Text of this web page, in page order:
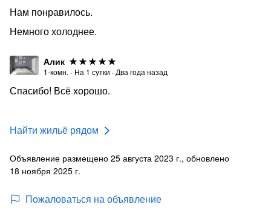
Нам понравилось.
Немного холоднее.
Алик
1-комн. · На 1 сутки · Два года назад
Спасибо! Всё хорошо.
Найти жильё рядом
Объявление размещено 25 августа 2023 г., обновлено
18 ноября 2025 г.
Пожаловаться на объявление